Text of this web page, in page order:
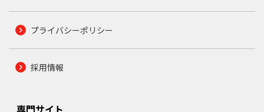
プライバシーポリシー
採用情報